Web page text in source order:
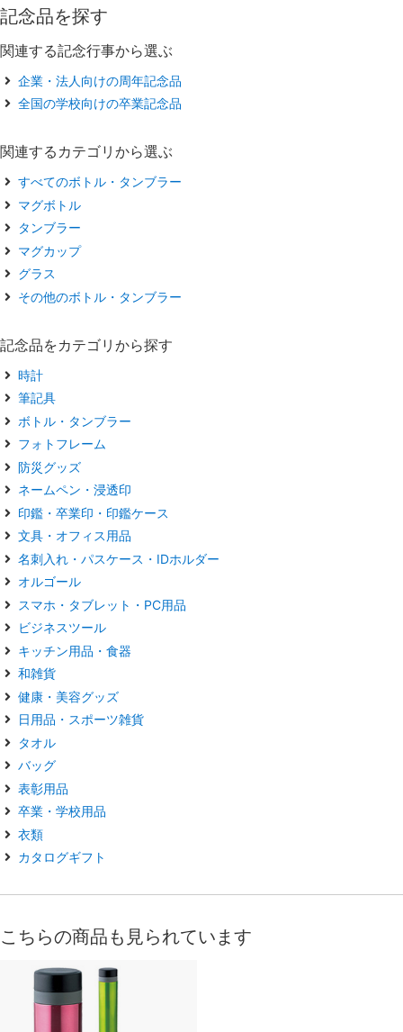
記念品を探す
関連する記念行事から選ぶ
企業・法人向けの周年記念品
全国の学校向けの卒業記念品
関連するカテゴリから選ぶ
すべてのボトル・タンブラー
マグボトル
タンブラー
マグカップ
グラス
その他のボトル・タンブラー
記念品をカテゴリから探す
時計
筆記具
ボトル・タンブラー
フォトフレーム
防災グッズ
ネームペン・浸透印
印鑑・卒業印・印鑑ケース
文具・オフィス用品
名刺入れ・パスケース・IDホルダー
オルゴール
スマホ・タブレット・PC用品
ビジネスツール
キッチン用品・食器
和雑貨
健康・美容グッズ
日用品・スポーツ雑貨
タオル
バッグ
表彰用品
卒業・学校用品
衣類
カタログギフト
こちらの商品も見られています